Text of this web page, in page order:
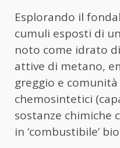
Esplorando il
cumuli esposti di
noto come idrato
attive di metano,
greggio e
chemosintetici
sostanze chimiche
in ‘combustibile’